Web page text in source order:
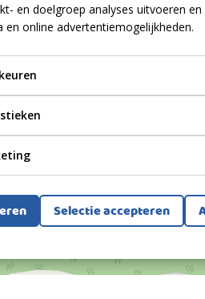
en doelgroep analyses uitvoeren
en online advertentiemogelijkheden.
Selectie accepteren